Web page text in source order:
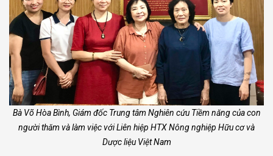
Bà Võ Hòa Bình, Giám đốc Trung tâm Nghiên cứu Tiềm năng của con
người thăm và làm việc với Liên hiệp HTX Nông nghiệp Hữu cơ và
Dược liệu Việt Nam